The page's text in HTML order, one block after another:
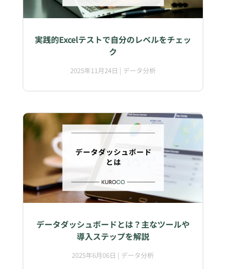
実践的Excelテストで自分のレベルをチェッ
ク
2025年11月24日 | データ分析
データダッシュボードとは？主なツールや
導入ステップを解説
2025年6月06日 | データ分析